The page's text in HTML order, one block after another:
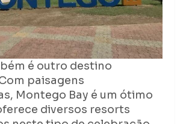
é outro destino
paisagens
Montego Bay é um ótimo
diversos resorts